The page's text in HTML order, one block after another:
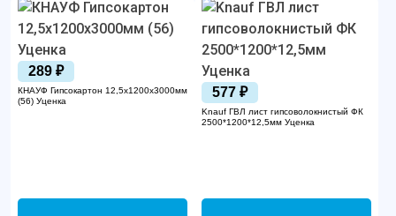
289 ₽
КНАУФ Гипсокартон 12,5х1200х3000мм
(56) Уценка
577 ₽
Knauf ГВЛ лист гипсоволокнистый ФК
2500*1200*12,5мм Уценка